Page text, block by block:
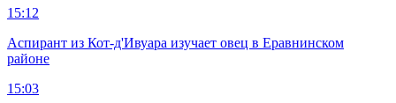
15:12
Аспирант из Кот-д'Ивуара изучает овец в Еравнинском
районе
15:03